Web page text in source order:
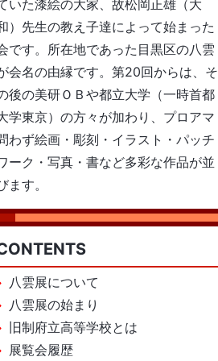
いた漆絵の大家、故松岡正雄（大
）先生の教え子達によって始まった
です。所在地であった目黒区の八雲
会名の由縁です。第20回からは、そ
後の美研ＯＢや都立大学（一時首都
学東京）の方々が加わり、プロアマ
わず絵画・彫刻・イラスト・パッチ
ーク・写真・書など多彩な作品が並
ます。
八雲展について
八雲展の始まり
旧制府立高等学校とは
展覧会履歴